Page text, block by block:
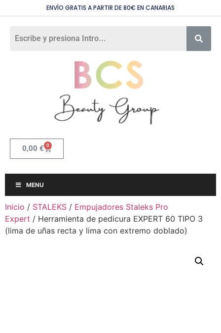
ENVÍO GRATIS A PARTIR DE 80€ EN CANARIAS
0,00 € 0
MENU
Inicio / STALEKS / Empujadores Staleks Pro
Expert / Herramienta de pedicura EXPERT 60 TIPO 3
(lima de uñas recta y lima con extremo doblado)